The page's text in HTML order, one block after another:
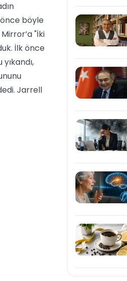
böyle
"İki
İlk önce
Jarrell